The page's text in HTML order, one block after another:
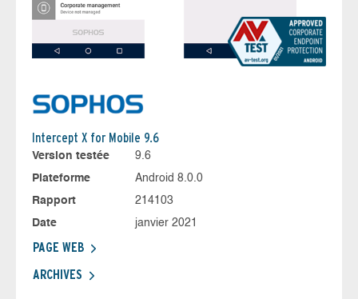
Intercept X for Mobile 9.6
Version testée
9.6
Plateforme
Android 8.0.0
Rapport
214103
Date
janvier 2021
PAGE WEB
ARCHIVES